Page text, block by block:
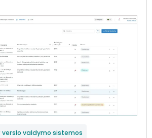
valdymo sistemos